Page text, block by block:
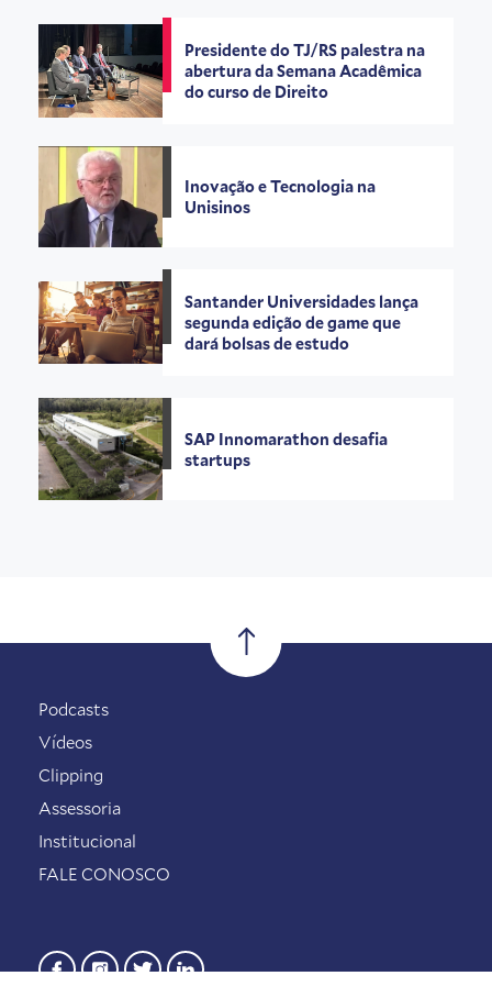
Presidente do TJ/RS palestra na
abertura da Semana Acadêmica
do curso de Direito
Inovação e Tecnologia na
Unisinos
Santander Universidades lança
segunda edição de game que
dará bolsas de estudo
SAP Innomarathon desafia
startups
Podcasts
Vídeos
Clipping
Assessoria
Institucional
FALE CONOSCO